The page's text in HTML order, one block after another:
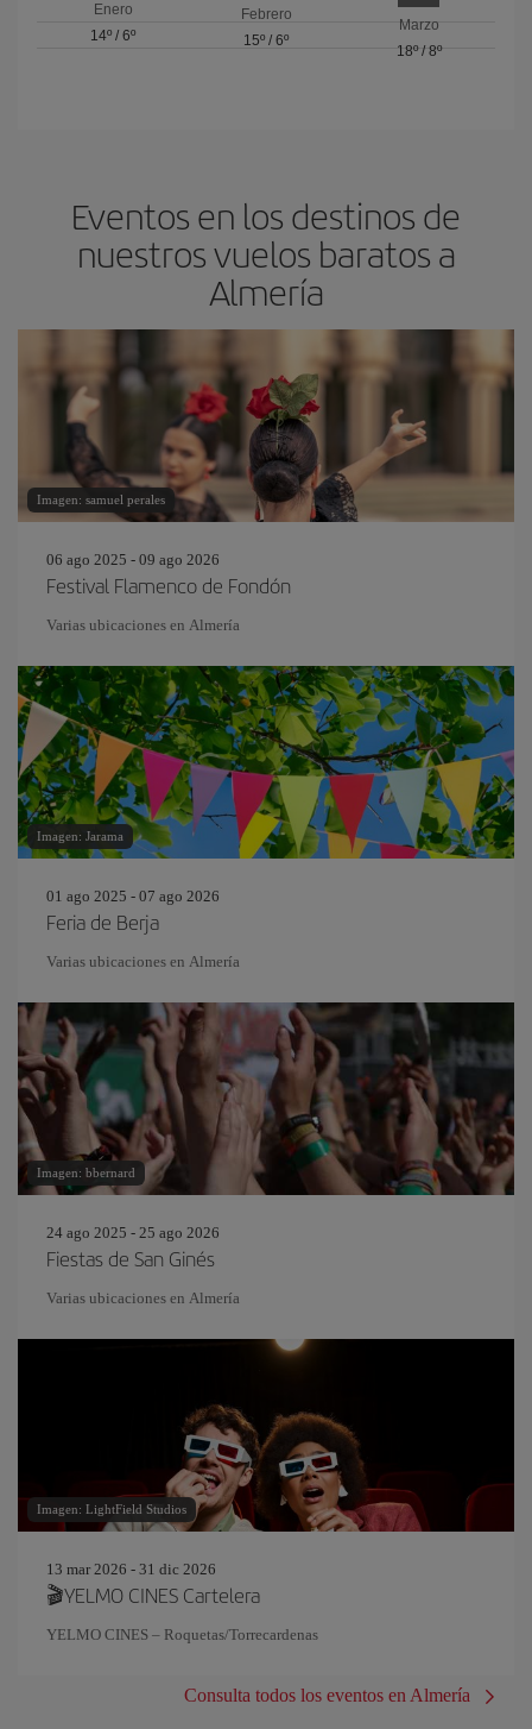
Enero
14º /6º
Febrero
15º / 6º
Marzo
18º/ 8º
Eventos en los destinos de
nuestros vuelos baratos a
Almería
Imagen: samuel perales
06 ago 2025 - 09 ago 2026
Festival Flamenco de Fondón
Varias ubicaciones en Almería
Imagen: Jarama
01 ago 2025 - 07 ago 2026
Feria de Berja
Varias ubicaciones en Almería
Imagen: bbernard
24 ago 2025 - 25 ago 2026
Fiestas de San Ginés
Varias ubicaciones en Almería
Imagen: LightField Studios
13 mar 2026 - 31 dic 2026
🎬YELMO CINES Cartelera
YELMO CINES – Roquetas/Torrecardenas
Consulta todos los eventos en Almería